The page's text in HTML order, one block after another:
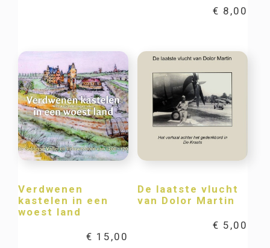
€ 8,00
Verdwenen
kastelen in een
woest land
€ 15,00
De laatste vlucht
van Dolor Martin
€ 5,00